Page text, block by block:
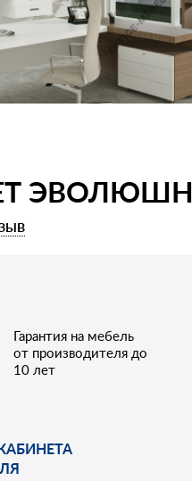
ЭВОЛЮШН
Гарантия на мебель
от производителя до
10 лет